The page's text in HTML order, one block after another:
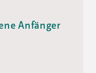
Anfänger